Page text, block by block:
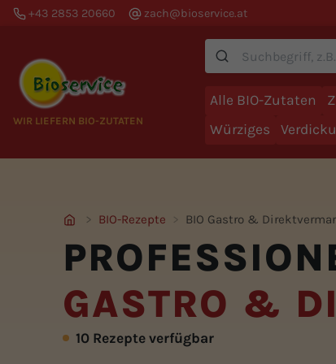
+43 2853 20660 zach@bioservice.at
WIR LIEFERN BIO-ZUTATEN
Suche
Alle BIO-Zutaten
Würziges
BIO-Rezepte BIO Gastro &
GASTRO &
10 Rezepte verfügbar